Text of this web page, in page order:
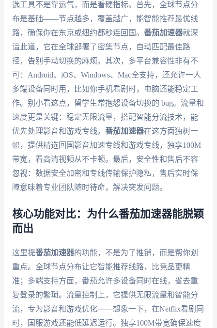
选工具不是靠运气，而是看硬指标。首先，全球节点分
布是基础——节点越多，覆盖越广，能智能推荐最优线
路，确保你在东京或纽约都秒连回国。 番茄加速器就深
谙此道，它在全球部署了密集节点，自动匹配最佳路
径，告别手动切换的麻烦。其次，多平台兼容性非有不
可：Android、iOS、Windows、Mac全支持，还允许一人
多端设备同时用，比如你手机看剧时，电脑还能稳定工
作。别小看这点，留学生常抱怨设备切换的 bug。流量和
速度更是关键：稳定无限流量，搭配智能分流技术，能
优先处理影音和游戏专线。 番茄加速器在这方面独树一
帜，提供精选回国影音加速专线和游戏专线，独享100M
带宽，看高清视频从不卡顿。最后，安全性和售后不容
忽视：数据安全加密和专线传输保护隐私，售后实时保
障意味着专业团队随时待命，解决突发问题。
核心功能对比：为什么番茄加速器能脱颖
而出
这里提番茄加速器的功能，不是为了推销，而是帮你划
重点。全球节点分布让它智能推荐线路，比竞品更精
准；多端支持方面，番茄允许多设备同时在线，省去重
复登录的繁琐。流量控制上，它提供无限流量和智能分
流，专为影音和游戏优化——想象一下，在Netflix看剧同
时，国服游戏还能低延迟运行。独享100M带宽确保速度